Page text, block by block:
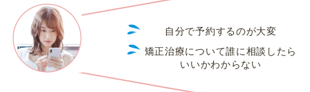
自分で予約するのが大変
矯正治療について誰に相談したら
いいかわからない